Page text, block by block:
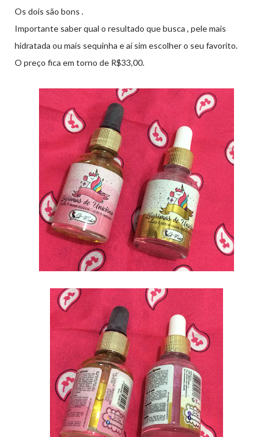
Os dois são bons .
Importante saber qual o resultado que busca , pele mais
hidratada ou mais sequinha e aí sim escolher o seu favorito.
O preço fica em torno de R$33,00.